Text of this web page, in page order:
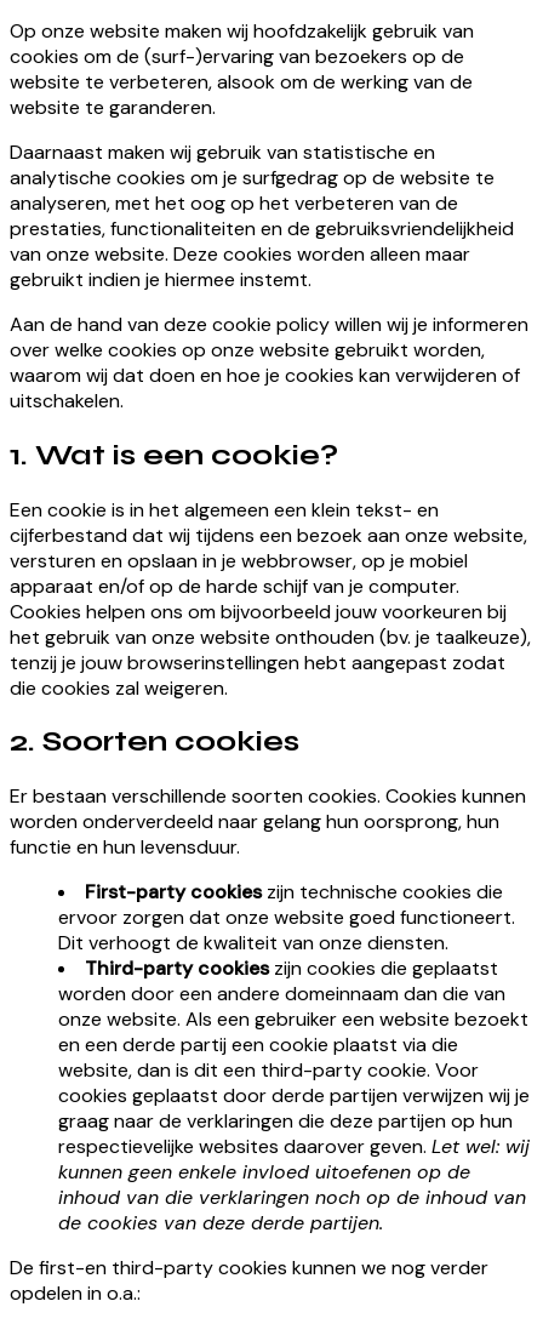
Op onze website maken wij hoofdzakelijk gebruik van
cookies om de (surf-)ervaring van bezoekers op de
website te verbeteren, alsook om de werking van de
website te garanderen.
Daarnaast maken wij gebruik van statistische en
analytische cookies om je surfgedrag op de website te
analyseren, met het oog op het verbeteren van de
prestaties, functionaliteiten en de gebruiksvriendelijkheid
van onze website. Deze cookies worden alleen maar
gebruikt indien je hiermee instemt.
Aan de hand van deze cookie policy willen wij je informeren
over welke cookies op onze website gebruikt worden,
waarom wij dat doen en hoe je cookies kan verwijderen of
uitschakelen.
1. Wat is een cookie?
Een cookie is in het algemeen een klein tekst- en
cijferbestand dat wij tijdens een bezoek aan onze website,
versturen en opslaan in je webbrowser, op je mobiel
apparaat en/of op de harde schijf van je computer.
Cookies helpen ons om bijvoorbeeld jouw voorkeuren bij
het gebruik van onze website onthouden (bv. je taalkeuze),
tenzij je jouw browserinstellingen hebt aangepast zodat
die cookies zal weigeren.
2. Soorten cookies
Er bestaan verschillende soorten cookies. Cookies kunnen
worden onderverdeeld naar gelang hun oorsprong, hun
functie en hun levensduur.
First-party cookieszijn technische cookies die
ervoor zorgen dat onze website goed functioneert.
Dit verhoogt de kwaliteit van onze diensten.
Third-party cookieszijn cookies die geplaatst
worden door een andere domeinnaam dan die van
onze website. Als een gebruiker een website bezoekt
en een derde partij een cookie plaatst via die
website, dan is dit een third-party cookie. Voor
cookies geplaatst door derde partijen verwijzen wij je
graag naar de verklaringen die deze partijen op hun
respectievelijke websites daarover geven. Let wel: wij
kunnen geen enkele invloed uitoefenen op de
inhoud van die verklaringen noch op de inhoud van
de cookies van deze derde partijen.
De first-en third-party cookies kunnen we nog verder
opdelen in o.a.: